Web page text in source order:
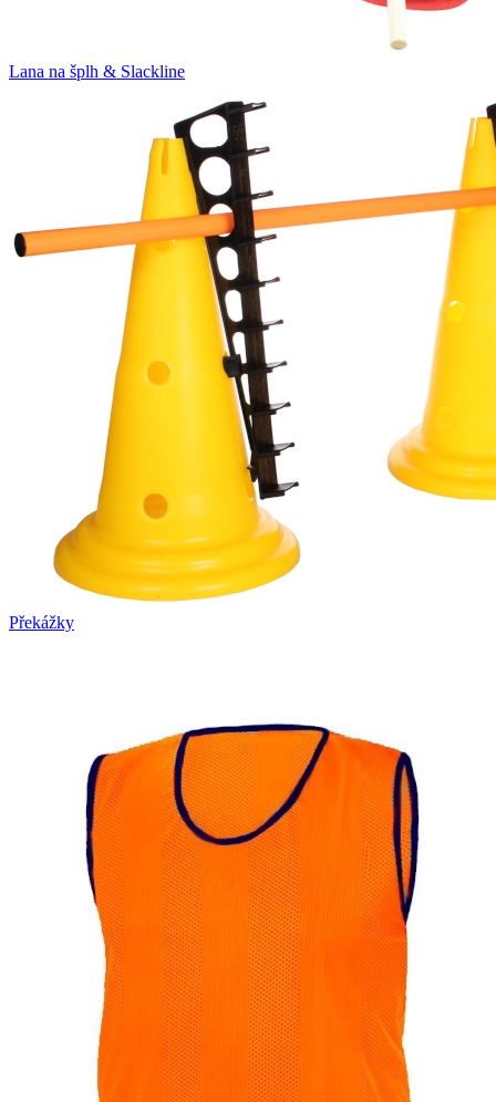
Lana na šplh & Slackline
Překážky